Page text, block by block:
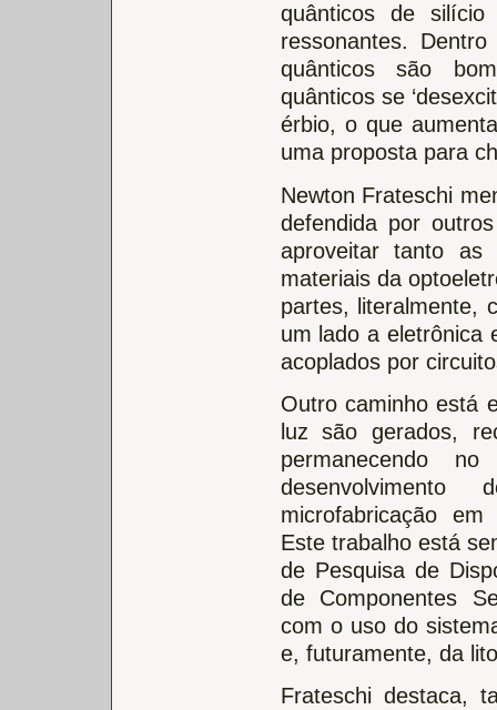
quânticos de
ressonantes.
quânticos são
quânticos se
érbio, o que
uma proposta para
Newton Frateschi
defendida por
aproveitar tanto as
materiais da
partes, literalmente,
um lado a eletrônica
acoplados por
Outro caminho está
luz são gerados,
permanecendo
microfabricação
Este trabalho está
de Pesquisa de
de Componentes
com o uso do
e, futuramente, da
Frateschi destaca,